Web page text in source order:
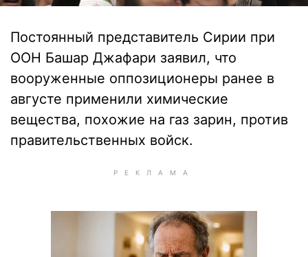
Постоянный представитель Сирии при
ООН Башар Джафари заявил, что
вооруженные оппозиционеры ранее в
августе применили химические
вещества, похожие на газ зарин, против
правительственных войск.